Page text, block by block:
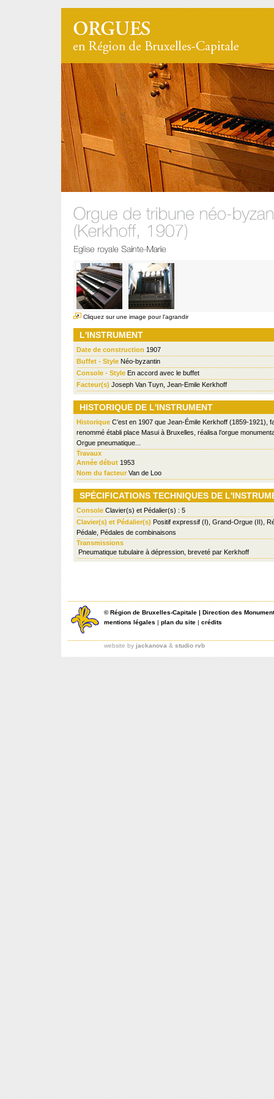
Cliquez sur une image pour l'agrandir
L'INSTRUMENT
Date de construction 1907
Buffet - Style Néo-byzantin
Console - Style En accord avec le buffet
Facteur(s) Joseph Van Tuyn, Jean-Emile Kerkhoff
HISTORIQUE DE L'INSTRUMENT
Historique C’est en 1907 que Jean-Émile Kerkhoff (1859-1921),
renommé établi place Masui à Bruxelles, réalisa l’orgue
Orgue pneumatique...
Travaux
Année début 1953
Nom du facteur Van de Loo
SPÉCIFICATIONS TECHNIQUES DE
Console Clavier(s) et Pédalier(s) : 5
Clavier(s) et Pédalier(s) Positif expressif (I), Grand-Orgue (II),
Pédale, Pédales de combinaisons
Transmissions
Pneumatique tubulaire à dépression, breveté par Kerkhoff
©Région de Bruxelles-Capitale | Direction des
mentions légales | plan du site | crédits
website by jackanova & studio rvb